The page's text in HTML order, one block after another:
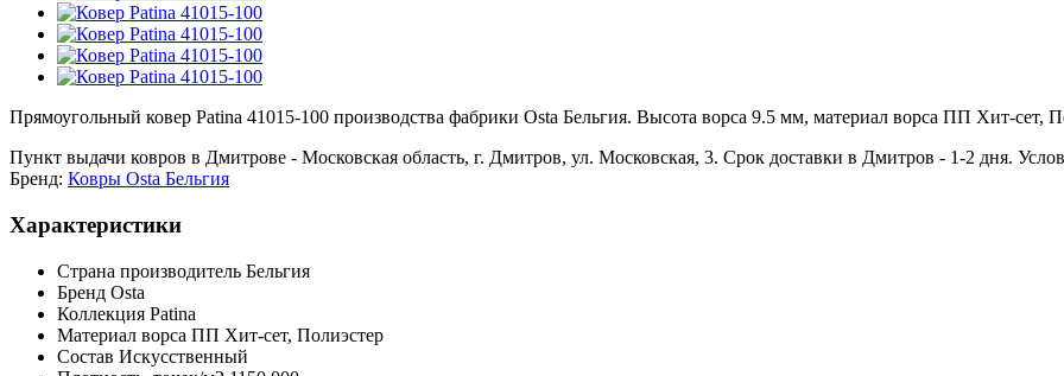
Прямоугольный ковер Patina 41015-100 производства фабрики Osta Бельгия. Высота ворса 9.5 мм, материал ворса ПП Хит-сет,
Пункт выдачи ковров в Дмитрове - Московская область, г. Дмитров, ул. Московская, 3. Срок доставки в Дмитров - 1-2 дня.
Бренд: Ковры Osta Бельгия
Характеристики
Страна производитель Бельгия
Бренд Osta
Коллекция Patina
Материал ворса ПП Хит-сет, Полиэстер
Состав Искусственный